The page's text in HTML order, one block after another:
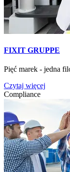
FIXIT GRUPPE
Pięć marek - jedna
Czytaj więcej
Compliance